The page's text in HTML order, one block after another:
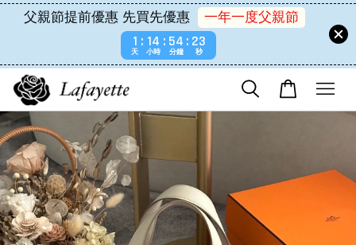
父親節提前優惠 先買先優惠
一年一度父親節
1
天
14
小時
54
分鐘
23
秒